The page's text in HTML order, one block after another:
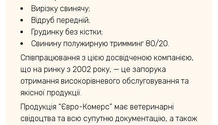
Вирізку свинячу;
Відруб передній;
Грудинку без кістки;
Свинину полужирную тримминг 80/20.
Співпрацювання з цією досвідченою компанією,
що на ринку з 2002 року, — це запорука
отримання високорівневого обслуговування та
якісної продукції.
Продукція “Євро-Комерс” має ветеринарні
свідоцтва та всю супутню документацію, а також